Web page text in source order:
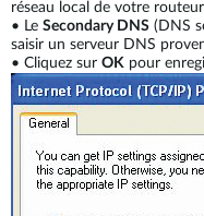
réseau local de votre
• Le Secondary DNS (DNS
saisir un serveur DNS
• Cliquez sur OK pour